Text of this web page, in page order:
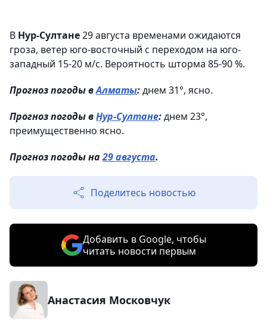
В Нур-Султане29 августа временами ожидаются
гроза, ветер юго-восточный с переходом на юго-
западный 15-20 м/с. Вероятность шторма 85-90 %.
Прогноз погоды вАлматы:днем 31°, ясно.
Прогноз погоды вНур-Султане:днем 23°,
преимущественно ясно.
Прогноз погоды на29 августа.
Поделитесь новостью
Добавить в Google, чтобы
читать новости первым
Анастасия Московчук